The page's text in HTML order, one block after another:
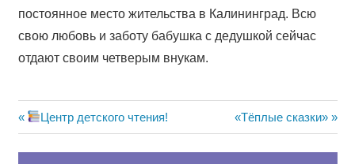
постоянное место жительства в Калининград. Всю
свою любовь и заботу бабушка с дедушкой сейчас
отдают своим четверым внукам.
Навигация
по
Предыдущая
запись:
Центр детского чтения!
Следующая
запись:
«Тёплые сказки»